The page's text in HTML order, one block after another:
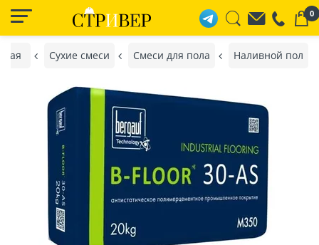
0
Сухие смеси Смеси для пола Наливной пол